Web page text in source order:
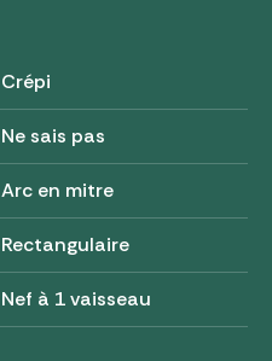
Crépi
Ne sais pas
Arc en mitre
Rectangulaire
Nef à 1 vaisseau